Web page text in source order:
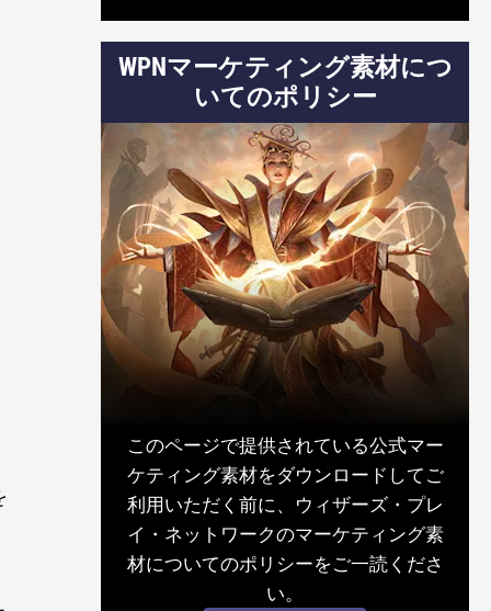
WPNマーケティング素材につ
いてのポリシー
このページで提供されている公式マー
ケティング素材をダウンロードしてご
利用いただく前に、ウィザーズ・プレ
イ・ネットワークのマーケティング素
材についてのポリシーをご一読くださ
い。